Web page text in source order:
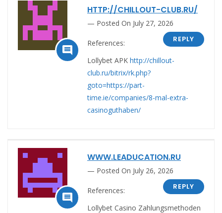

HTTP://CHILLOUT-CLUB.RU/
Posted On July 27, 2026
REPLY
References:
Lollybet APK http://chillout-
club.ru/bitrix/rk.php?
goto=https://part-
time.ie/companies/8-mal-extra-
casinoguthaben/

WWW.LEADUCATION.RU
Posted On July 26, 2026
REPLY
References:
Lollybet Casino Zahlungsmethoden